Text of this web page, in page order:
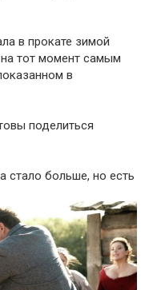
в прокате зимой
на тот момент самым
в
поделиться
стало больше, но есть